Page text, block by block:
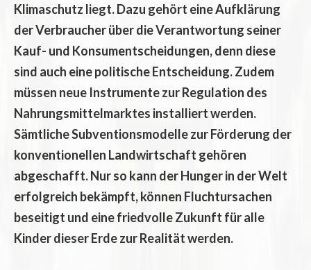
Klimaschutz liegt. Dazu gehört eine Aufklärung
der Verbraucher über die Verantwortung seiner
Kauf- und Konsumentscheidungen, denn diese
sind auch eine politische Entscheidung. Zudem
müssen neue Instrumente zur Regulation des
Nahrungsmittelmarktes installiert werden.
Sämtliche Subventionsmodelle zur Förderung der
konventionellen Landwirtschaft gehören
abgeschafft. Nur so kann der Hunger in der Welt
erfolgreich bekämpft, können Fluchtursachen
beseitigt und eine friedvolle Zukunft für alle
Kinder dieser Erde zur Realität werden.